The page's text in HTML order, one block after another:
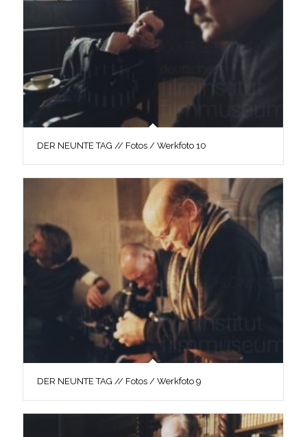
DER NEUNTE TAG // Fotos / Werkfoto 10
DER NEUNTE TAG // Fotos / Werkfoto 9